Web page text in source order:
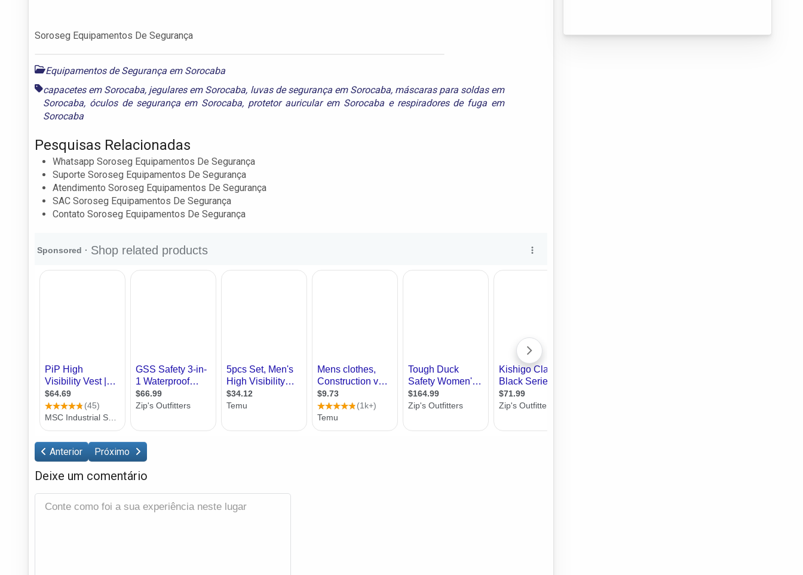
Soroseg Equipamentos De Segurança
Equipamentos de Segurança em Sorocaba
capacetes em Sorocaba, jegulares em Sorocaba, luvas de segurança em Sorocaba, máscaras para soldas em
Sorocaba, óculos de segurança em Sorocaba, protetor auricular em Sorocabae respiradores de fuga em
Sorocaba
Pesquisas Relacionadas
Whatsapp Soroseg Equipamentos De Segurança
Suporte Soroseg Equipamentos De Segurança
Atendimento Soroseg Equipamentos De Segurança
SAC Soroseg Equipamentos De Segurança
Contato Soroseg Equipamentos De Segurança
Anterior Próximo
Deixe um comentário